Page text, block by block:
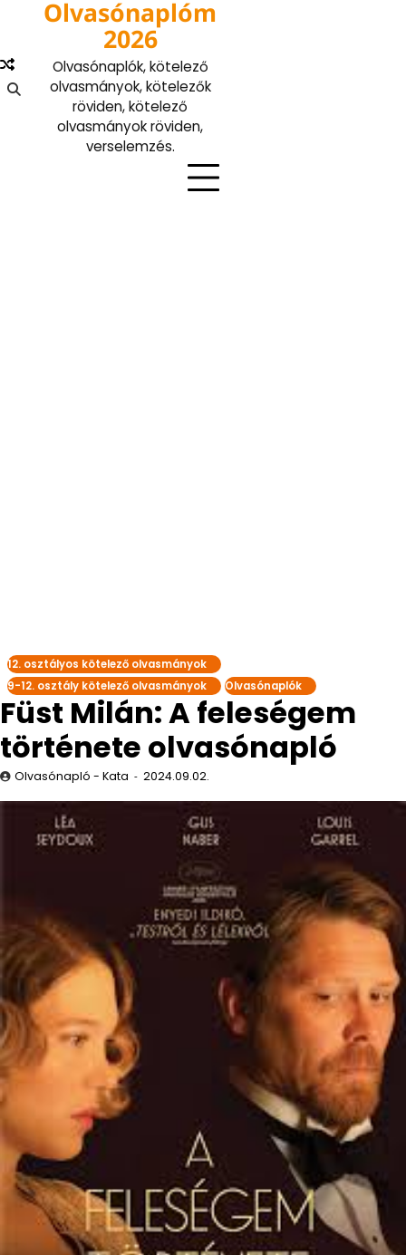
content
Olvasónaplóm
2026
Olvasónaplók, kötelező
olvasmányok, kötelezők
röviden, kötelező
olvasmányok röviden,
verselemzés.
12. osztályos kötelező olvasmányok
9-12. osztály kötelező olvasmányok
Olvasónaplók
Füst Milán: A feleségem
története olvasónapló
Olvasónapló - Kata 2024.09.02.